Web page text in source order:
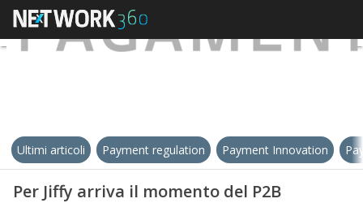
Ultimi articoli Payment regulation Payment Innovation
Per Jiffy arriva il momento del P2B